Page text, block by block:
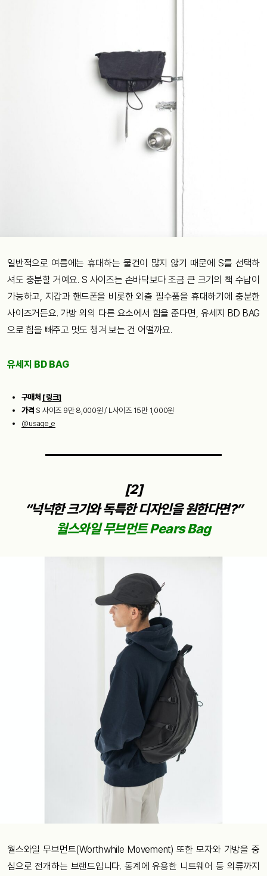
일반적으로 여름에는 휴대하는 물건이 많지 않기 때문에 S를 선택하
셔도 충분할 거예요. S 사이즈는 손바닥보다 조금 큰 크기의 책 수납이
가능하고, 지갑과 핸드폰을 비롯한 외출 필수품을 휴대하기에 충분한
사이즈거든요. 가방 외의 다른 요소에서 힘을 준다면, 유세지 BD BAG
으로 힘을 빼주고 멋도 챙겨 보는 건 어떨까요.
유세지 BD BAG
구매처 [링크]
가격 S 사이즈 9만 8,000원 / L사이즈 15만 1,000원
@usage_e
[2]
“넉넉한 크기와 독특한 디자인을 원한다면?”
월스와일 무브먼트 Pears Bag
월스와일 무브먼트(Worthwhile Movement) 또한 모자와 가방을 중
심으로 전개하는 브랜드입니다. 동계에 유용한 니트웨어 등 의류까지